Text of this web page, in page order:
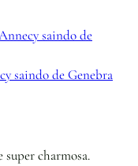
saindo de
saindo de Genebra
super charmosa.